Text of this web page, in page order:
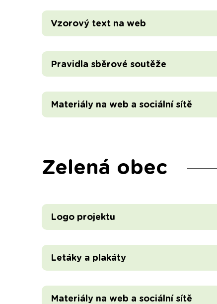
Vzorový text na web
Pravidla sběrové soutěže
Materiály na web a sociální sítě
Zelená obec
Logo projektu
Letáky a plakáty
Materiály na web a sociální sítě